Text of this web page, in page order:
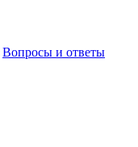
Вопросы и ответы